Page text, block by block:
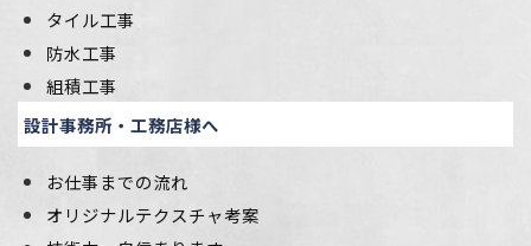
タイル工事
防水工事
組積工事
設計事務所・工務店様へ
お仕事までの流れ
オリジナルテクスチャ考案